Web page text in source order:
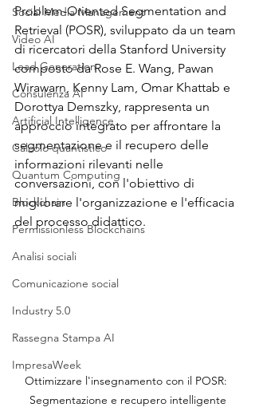
Social Media Management
Video AI
Lead Generation
Consulenza AI
Artificial Intelligence
Calcolo quantistico
Quantum Computing
Blockchain
Permissionless Blockchains
Analisi sociali
Comunicazione social
Industry 5.0
Rassegna Stampa AI
ImpresaWeek
Problem-Oriented Segmentation and
Retrieval (POSR), sviluppato da un team
di ricercatori della Stanford University
composto da Rose E. Wang, Pawan
Wirawarn, Kenny Lam, Omar Khattab e
Dorottya Demszky, rappresenta un
approccio integrato per affrontare la
segmentazione e il recupero delle
informazioni rilevanti nelle
conversazioni, con l'obiettivo di
migliorare l'organizzazione e l'efficacia
del processo didattico.
Ottimizzare l'insegnamento con il POSR:
Segmentazione e recupero intelligente